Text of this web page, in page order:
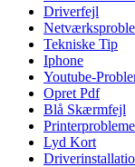
Driverfejl
Tekniske Tip
Iphone
Youtube-
Opret Pdf
Blå Skærmfejl
Lyd Kort